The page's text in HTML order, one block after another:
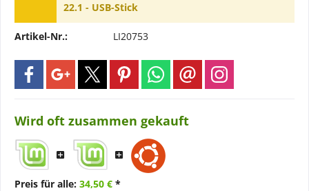
22.1 - USB-Stick
Artikel-Nr.: LI20753
Wird oft zusammen gekauft
Preis für alle: 34,50 € *